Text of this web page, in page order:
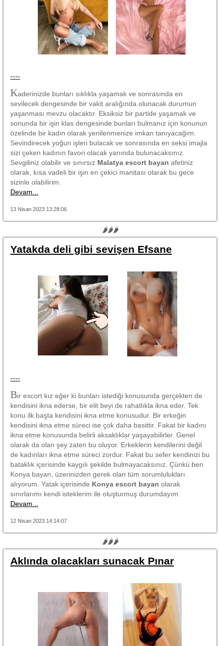
----
Kaderinizde bunları sıklıkla yaşamak ve sonrasında en
sevilecek dengesinde bir vakit aralığında olunacak durumun
yaşanması mevzu olacaktır. Eksiksiz bir partide yaşamak ve
sonunda bir işin klas dengesinde bunları bulmanız için konunun
özelinde bir kadın olarak yenilenmenize imkan tanıyacağım.
Sevindirecek yoğun işleri bulacak ve sonrasında en seksi imajla
sizi çeken kadının favori olacak yanında bulunacaksınız.
Sevgiliniz olabilir ve sınırsız Malatya escort bayan afetiniz
olarak, kısa vadeli bir işin en çekici manitası olarak bu gece
sizinle olabilirim.
Devam...
13 Nisan 2023 13:28:06
🌶🌶🌶
Yatakda deli gibi sevişen Efsane
----
Bir escort kız eğer ki bunları istediği konusunda gerçekten de
kendisini ikna ederse, bir elit beyi de rahatlıkla ikna eder. Tek
konu ilk başta kendisini ikna etme konusudur. Bir erkeğin
kendisini ikna etme süreci ise çok daha basittir. Fakat bir kadını
ikna etme konusunda belirli aksaklıklar yaşayabilirler. Genel
olarak da olan şey zaten bu oluyor. Erkeklerin kendilerini değil
de kadınları ikna etme süreci zordur. Fakat bu sefer kendinizi bu
bataklık içerisinde kaygılı şekilde bulmayacaksınız. Çünkü ben
Konya bayan, üzerinizden gerek olan tüm sorumlulukları
alıyorum. Yatak içerisinde Konya escort bayan olarak
sınırlarımı kendi isteklerim ile oluşturmuş durumdayım.
Devam...
12 Nisan 2023 14:14:07
🌶🌶🌶
Aklında olacakları sunacak Pınar